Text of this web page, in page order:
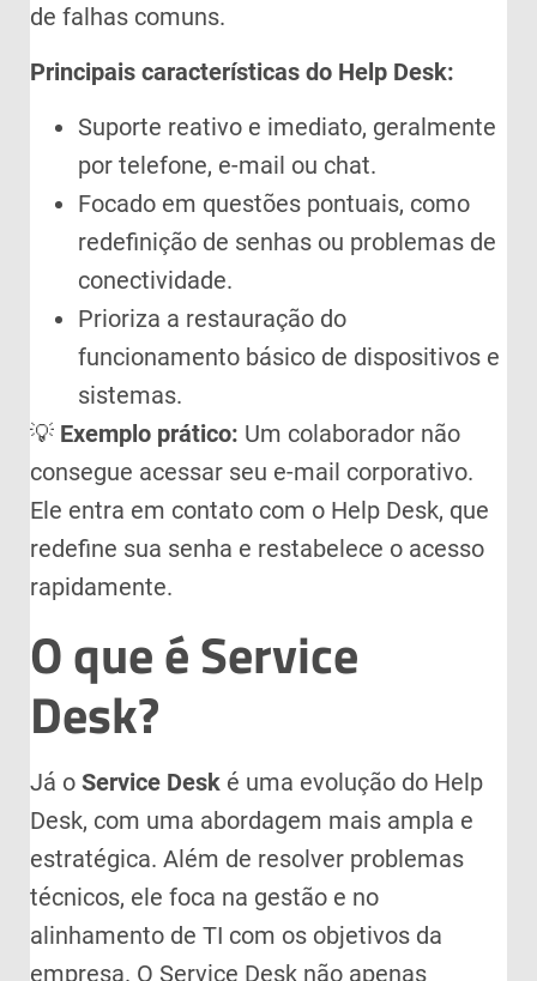
de falhas comuns.
Principais características do Help Desk:
Suporte reativo e imediato, geralmente
por telefone, e-mail ou chat.
Focado em questões pontuais, como
redefinição de senhas ou problemas de
conectividade.
Prioriza a restauração do
funcionamento básico de dispositivos e
sistemas.
💡 Exemplo prático: Um colaborador não
consegue acessar seu e-mail corporativo.
Ele entra em contato com o Help Desk, que
redefine sua senha e restabelece o acesso
rapidamente.
O que é Service
Desk?
Já o Service Desk é uma evolução do Help
Desk, com uma abordagem mais ampla e
estratégica. Além de resolver problemas
técnicos, ele foca na gestão e no
alinhamento de TI com os objetivos da
empresa. O Service Desk não apenas